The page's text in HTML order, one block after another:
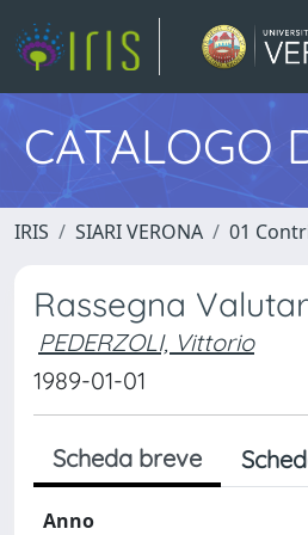
CATALOGO
IRIS SIARI VERONA 01
Rassegna
PEDERZOLI, Vittorio
1989-01-01
Scheda breve
Anno